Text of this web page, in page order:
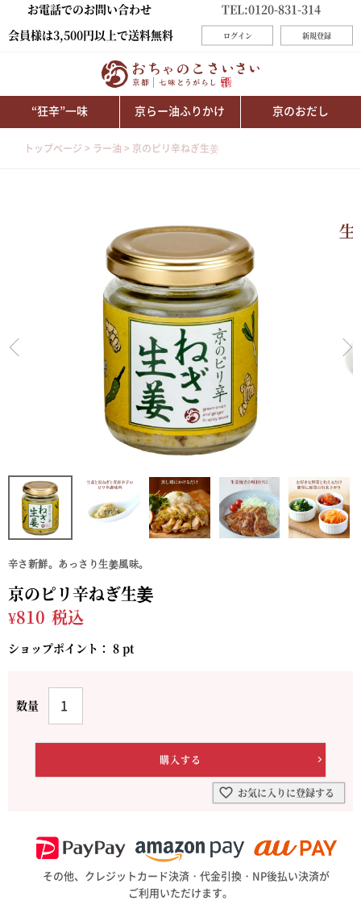
お電話でのお問い合わせ
TEL:0120-831-314
会員様は3,500円以上で送料無料
ログイン 新規登録
“狂辛”一味 京らー油ふりかけ 京のおだし
トップページ ラー油 京のピリ辛ねぎ生姜
辛さ新鮮。あっさり生姜風味。
京のピリ辛ねぎ生姜
¥810 税込
ショップポイント： 8 pt
お気に入りに登録する
その他、クレジットカード決済・代金引換・NP後払い決済が
ご利用いただけます。